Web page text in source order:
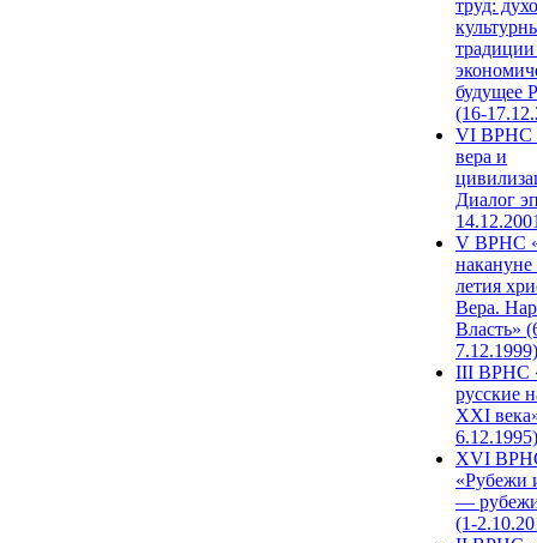
труд:
будущее
(16-
VI ВРНС
вера и
Диалог
V ВРНС
накануне
летия
Вера.
Власть»
7.12.1999)
III ВРНС
русские
XXI
6.12.1995)
XVI
«Рубежи
—
(1-